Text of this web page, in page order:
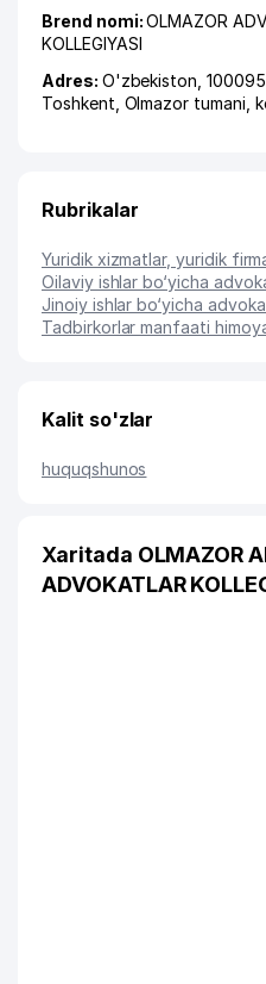
Brend nomi:OLMAZOR
KOLLEGIYASI
Adres: O'zbekiston, 100095,
Toshkent Olmazor tumani
Rubrikalar
Yuridik xizmatlar, yuridik
Oilaviy ishlar bo‘yicha
Jinoiy ishlar bo‘yicha
Tadbirkorlar manfaati
Kalit so'zlar
huquqshunos
Xaritada OLMAZOR
ADVOKATLAR